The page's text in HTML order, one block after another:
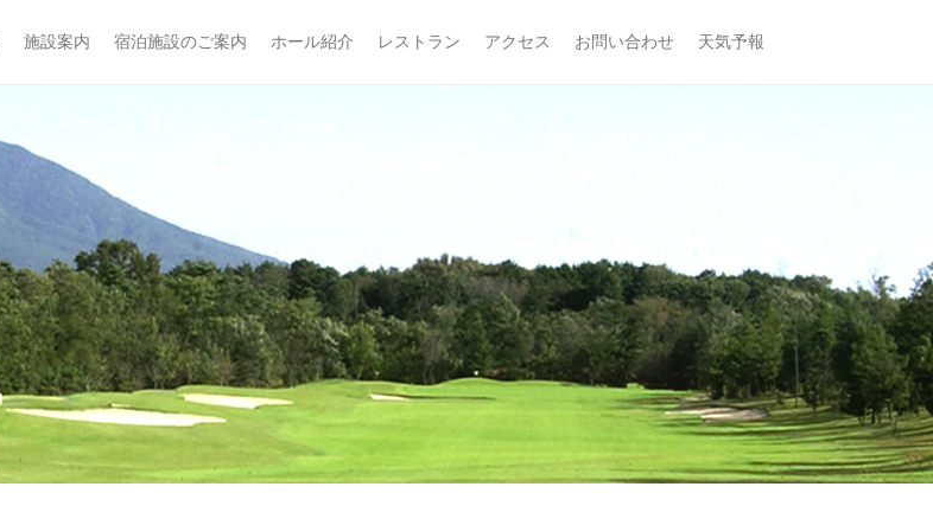
施設案内 宿泊施設のご案内 ホール紹介 レストラン アクセス お問い合わせ 天気予報